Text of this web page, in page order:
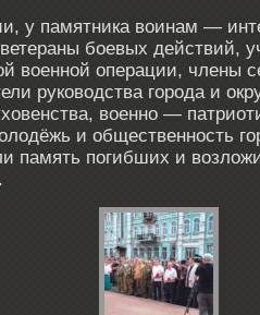
у памятника воинам —
боевых действий,
военной операции, члены
руководства города и
военно —
и общественность
память погибших и